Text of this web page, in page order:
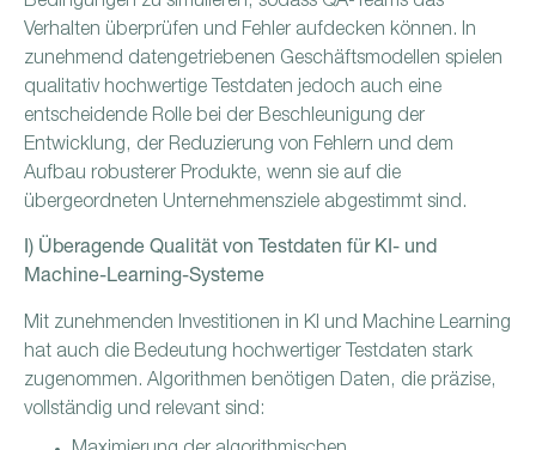
Verhalten überprüfen und Fehler aufdecken können. In
zunehmend datengetriebenen Geschäftsmodellen spielen
qualitativ hochwertige Testdaten jedoch auch eine
entscheidende Rolle bei der Beschleunigung der
Entwicklung, der Reduzierung von Fehlern und dem
Aufbau robusterer Produkte, wenn sie auf die
übergeordneten Unternehmensziele abgestimmt sind.
I) Überagende Qualität von Testdaten für KI- und
Machine-Learning-Systeme
Mit zunehmenden Investitionen in KI und Machine Learning
hat auch die Bedeutung hochwertiger Testdaten stark
zugenommen. Algorithmen benötigen Daten, die präzise,
vollständig und relevant sind: